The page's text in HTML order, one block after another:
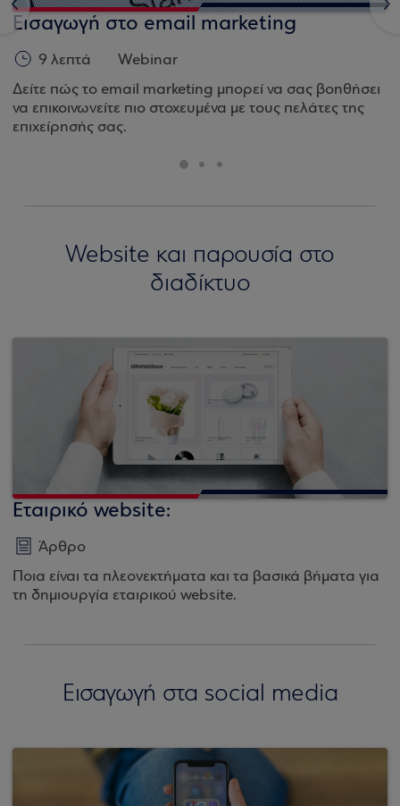
<
Εισαγωγή στο email marketing
9 λεπτά
Webinar
Δείτε πώς το email marketing μπορεί να σας βοηθήσει
να επικοινωνείτε πιο στοχευμένα με τους πελάτες της
επιχείρησής σας.
>
Website και παρουσία στο
διαδίκτυο
Εταιρικό website:
Άρθρο
Ποια είναι τα πλεονεκτήματα και τα βασικά βήματα για
τη δημιουργία εταιρικού website.
Εισαγωγή στα social media